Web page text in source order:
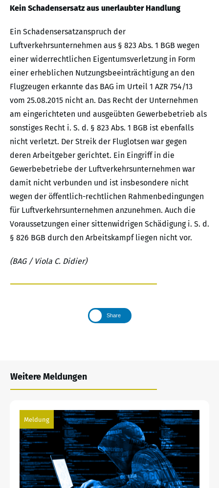
Kein Schadensersatz aus unerlaubter Handlung
Ein Schadensersatzanspruch der
Luftverkehrsunternehmen aus § 823 Abs. 1 BGB wegen
einer widerrechtlichen Eigentumsverletzung in Form
einer erheblichen Nutzungsbeeinträchtigung an den
Flugzeugen erkannte das BAG im Urteil 1 AZR 754/13
vom 25.08.2015 nicht an. Das Recht der Unternehmen
am eingerichteten und ausgeübten Gewerbebetrieb als
sonstiges Recht i. S. d. § 823 Abs. 1 BGB ist ebenfalls
nicht verletzt. Der Streik der Fluglotsen war gegen
deren Arbeitgeber gerichtet. Ein Eingriff in die
Gewerbebetriebe der Luftverkehrsunternehmen war
damit nicht verbunden und ist insbesondere nicht
wegen der öffentlich-rechtlichen Rahmenbedingungen
für Luftverkehrsunternehmen anzunehmen. Auch die
Voraussetzungen einer sittenwidrigen Schädigung i. S. d.
§ 826 BGB durch den Arbeitskampf liegen nicht vor.
(BAG / Viola C. Didier)
Share
Weitere Meldungen
Meldung